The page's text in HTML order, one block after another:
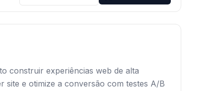
construir experiências web de alta
site e otimize a conversão com testes A/B